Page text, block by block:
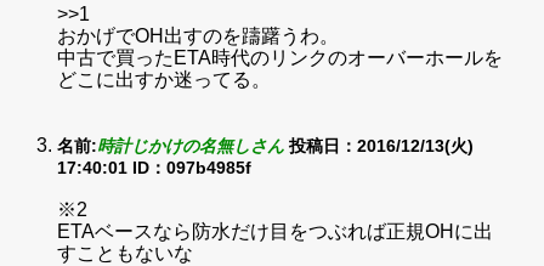
>>1
おかげでOH出すのを躊躇うわ。
中古で買ったETA時代のリンクのオーバーホールを
どこに出すか迷ってる。
名前:時計じかけの名無しさん 投稿日：2016/12/13(火)
17:40:01 ID：097b4985f
※2
ETAベースなら防水だけ目をつぶれば正規OHに出
すこともないな